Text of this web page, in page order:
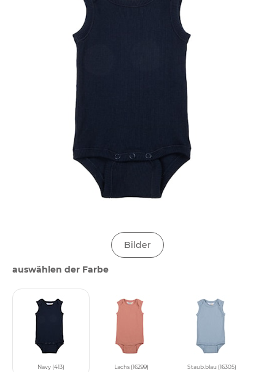
Bilder
auswählen der Farbe
Navy (413) Lachs (16299) Staub.blau (16305)